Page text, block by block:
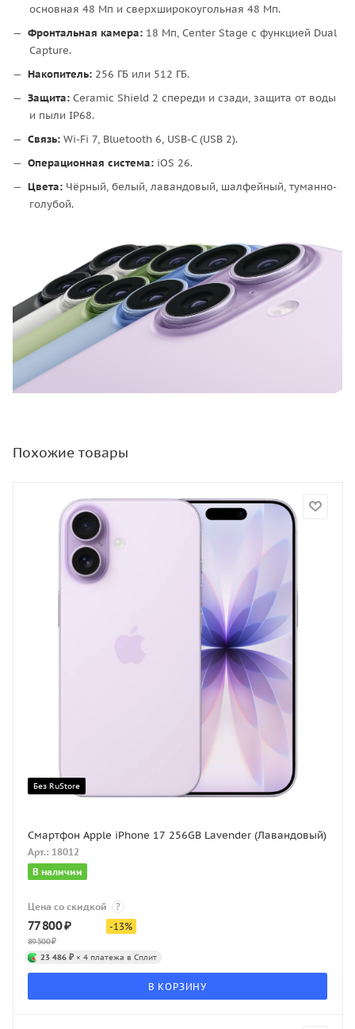
основная 48 Мп и сверхширокоугольная 48 Мп.
Фронтальная камера: 18 Мп, Center Stage с функцией Dual
Capture.
Накопитель: 256 ГБ или 512 ГБ.
Защита: Ceramic Shield 2 спереди и сзади, защита от воды
и пыли IP68.
Связь: Wi-Fi 7, Bluetooth 6, USB-C (USB 2).
Операционная система: iOS 26.
Цвета: Чёрный, белый, лавандовый, шалфейный, туманно-
голубой.
Похожие товары
Без RuStore
Смартфон Apple iPhone 17 256GB Lavender (Лавандовый)
Арт.: 18012
В наличии
Цена со скидкой ?
77 800₽
89 500₽
-13%
23 486 ₽ × 4 платежа в Сплит
В КОРЗИНУ